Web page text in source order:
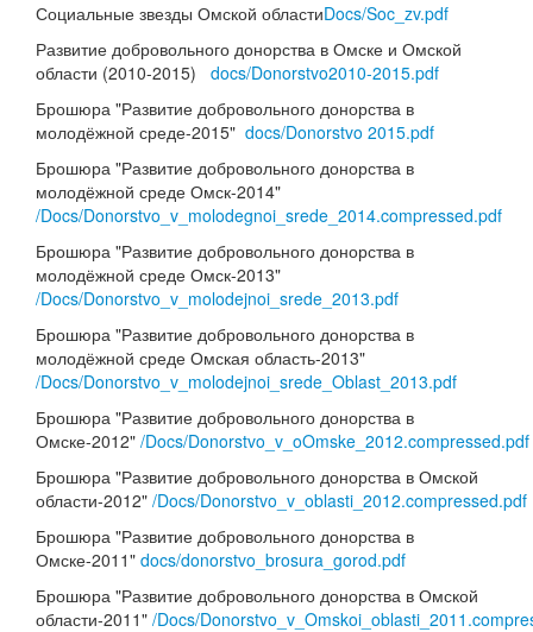
Социальные звезды Омской областиDocs/Soc_zv.pdf
Развитие добровольного донорства в Омске и Омской
области (2010-2015) docs/Donorstvo2010-2015.pdf
Брошюра "Развитие добровольного донорства в
молодёжной среде-2015" docs/Donorstvo 2015.pdf
Брошюра "Развитие добровольного донорства в
молодёжной среде Омск-2014"
/Docs/Donorstvo_v_molodegnoi_srede_2014.compressed.pdf
Брошюра "Развитие добровольного донорства в
молодёжной среде Омск-2013"
/Docs/Donorstvo_v_molodejnoi_srede_2013.pdf
Брошюра "Развитие добровольного донорства в
молодёжной среде Омская область-2013"
/Docs/Donorstvo_v_molodejnoi_srede_Oblast_2013.pdf
Брошюра "Развитие добровольного донорства в
Омске-2012" /Docs/Donorstvo_v_oOmske_2012.compressed.pdf
Брошюра "Развитие добровольного донорства в Омской
области-2012" /Docs/Donorstvo_v_oblasti_2012.compressed.pdf
Брошюра "Развитие добровольного донорства в
Омске-2011" docs/donorstvo_brosura_gorod.pdf
Брошюра "Развитие добровольного донорства в Омской
области-2011" /Docs/